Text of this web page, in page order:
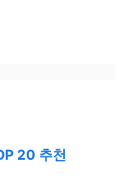
20 추천